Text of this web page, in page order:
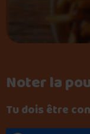
Noter la
Tu dois être